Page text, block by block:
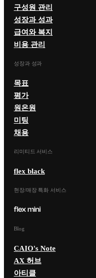
구성원 관리
성장과 성과
급여와 복지
비용 관리
성장과 성과
목표
평가
원온원
미팅
채용
리미티드 서비스
flex black
현장/매장 특화 서비스
Blog
CAIO's Note
AX 허브
아티클